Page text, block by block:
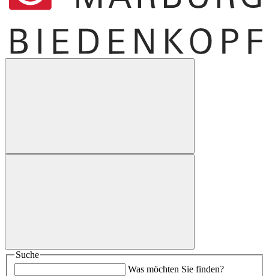
Suche
Was möchten Sie finden?